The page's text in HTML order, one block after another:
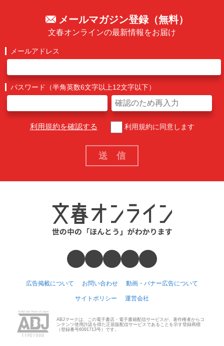
メールマガジン登録（無料）
文春オンラインの最新情報をお届け
メールアドレス
パスワード（半角英数6文字以上12文字以下）
利用規約を確認する 利用規約に同意します
広告掲載について お問い合わせ 動画・バナー広告について
サイトポリシー 運営会社
ABJマークは、この電子書店・電子書籍配信サービスが、著作権者からコ
ンテンツ使用許諾を得た正規版配信サービスであることを示す登録商標
（登録番号6091713号）です。